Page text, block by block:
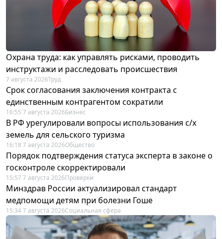
Охрана труда: как управлять рисками, проводить
инструктажи и расследовать происшествия
7 августа 2026Труд
Срок согласования заключения контракта с
единственным контрагентом сократили
16:55 7 августа 2026Бизнес
В РФ урегулировали вопросы использования с/х
земель для сельского туризма
16:18 7 августа 2026Общество
Порядок подтверждения статуса эксперта в законе о
госконтроле скорректировали
15:57 7 августа 2026Проверки
Минздрав России актуализировал стандарт
медпомощи детям при болезни Гоше
15:34 7 августа 2026Социальная сфера